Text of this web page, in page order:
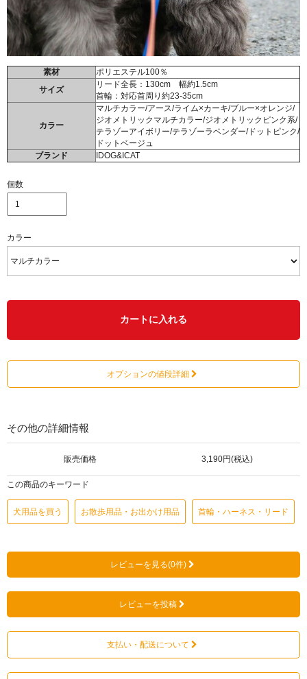
素材
ポリエステル100％
サイズ
リード全長：130cm 幅約1.5cm
首輪：対応首周り約23-35cm
カラー
マルチカラー/アース/ライム×カーキ/ブルー×オレンジ/
ジオメトリックマルチカラー/ジオメトリックピンク系/
テラゾーアイボリー/テラゾーラベンダー/ドットピンク/
ドットベージュ
ブランド
IDOG&ICAT
個数
カラー
カートに入れる
オプションの値段詳細
その他の詳細情報
販売価格 3,190円(税込)
この商品のキーワード
犬用品を買う お散歩用品・お出かけ用品 首輪・ハーネス・リード
レビューを見る(0件)
レビューを投稿
支払い・配送について